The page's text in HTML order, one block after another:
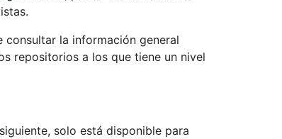
consultar la información general
repositorios a los que tiene un nivel
solo está disponible para